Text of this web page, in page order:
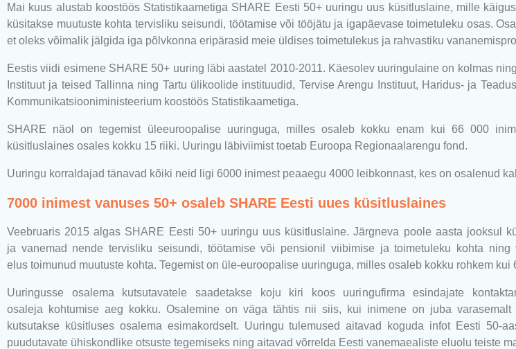
Mai kuus alustab koostöös Statistikaametiga SHARE Eesti 50+ uuringu uus küsitluslaine, mille
küsitakse muutuste kohta tervisliku seisundi, töötamise või tööjätu ja igapäevase toimetuleku osas.
et oleks võimalik jälgida iga põlvkonna eripärasid meie üldises toimetulekus ja rahvastiku
Eestis viidi esimene SHARE 50+ uuring läbi aastatel 2010-2011. Käesolev uuringulaine on kolmas
Instituut ja teised Tallinna ning Tartu ülikoolide instituudid, Tervise Arengu Instituut, Haridus- ja
Kommunikatsiooniministeerium koostöös Statistikaametiga.
SHARE näol on tegemist üleeuroopalise uuringuga, milles osaleb kokku enam kui 66 000
küsitluslaines osales kokku 15 riiki. Uuringu läbiviimist toetab Euroopa Regionaalarengu fond.
Uuringu korraldajad tänavad kõiki neid ligi 6000 inimest peaaegu 4000 leibkonnast, kes on osalenud
7000 inimest vanuses 50+ osaleb SHARE Eesti uues küsitluslaines
Veebruaris 2015 algas SHARE Eesti 50+ uuringu uus küsitluslaine. Järgneva poole aasta jooksul
ja vanemad nende tervisliku seisundi, töötamise või pensionil viibimise ja toimetuleku kohta
elus toimunud muutuste kohta. Tegemist on üle-euroopalise uuringuga, milles osaleb kokku rohkem kui
Uuringusse osalema kutsutavatele saadetakse koju kiri koos uuringufirma esindajate
osaleja kohtumise aeg kokku. Osalemine on väga tähtis nii siis, kui inimene on juba
kutsutakse küsitluses osalema esimakordselt. Uuringu tulemused aitavad koguda infot Eesti 50-
puudutavate ühiskondlike otsuste tegemiseks ning aitavad võrrelda Eesti vanemaealiste eluolu teiste